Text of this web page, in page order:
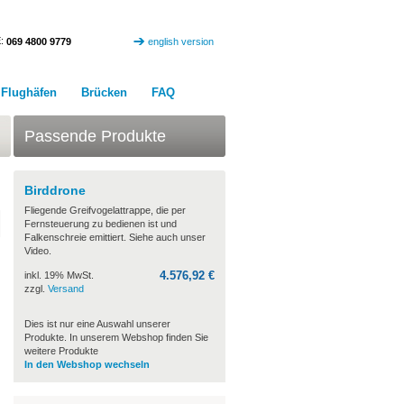
069 4800 9779 english version
Flughäfen Brücken FAQ
Passende Produkte
Birddrone
Fliegende Greifvogelattrappe, die per
Fernsteuerung zu bedienen ist und
Falkenschreie emittiert. Siehe auch unser
Video.
4.576,92 €
inkl. 19% MwSt.
zzgl. Versand
Dies ist nur eine Auswahl unserer
Produkte. In unserem Webshop finden Sie
weitere Produkte
In den Webshop wechseln